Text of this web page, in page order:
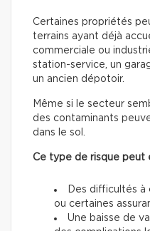
Certaines propriétés
terrains ayant déjà
commerciale ou
station-service, un
un ancien dépotoir.
Même si le secteur
des contaminants
dans le sol.
Ce type de risque peut
Des difficultés à
ou certaines
Une baisse de